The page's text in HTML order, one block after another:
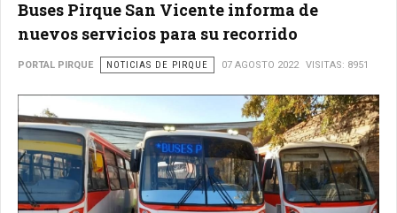
Buses Pirque San Vicente informa de
nuevos servicios para su recorrido
PORTAL PIRQUE NOTICIAS DE PIRQUE 07 AGOSTO 2022 VISITAS: 8951